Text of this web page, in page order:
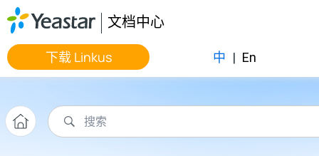
跳转到主要内容
文档中心
下载 Linkus 中 | En